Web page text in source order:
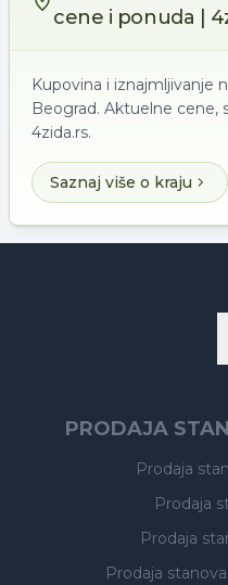
cene i ponuda |
Kupovina i iznajmljivanje
Beograd. Aktuelne cene,
4zida.rs.
Saznaj više o kraju
PRODAJA
Prodaja
Prodaja
Prodaja
Prodaja stanova